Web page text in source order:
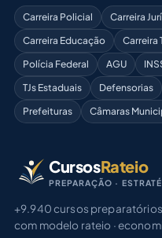
Carreira Policial Carreira
Carreira Educação
Carreira
Polícia Federal
AGU
TJs Estaduais
Defensorias
Prefeituras
Câmaras
CursosRateio
PREPARAÇÃO ·
+9.940 cursos
com modelo rateio ·